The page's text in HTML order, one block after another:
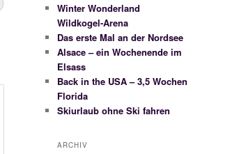
n
Winter Wonderland
Wildkogel-Arena
Das erste Mal an der Nordsee
Alsace – ein Wochenende im
Elsass
Back in the USA – 3,5 Wochen
Florida
Skiurlaub ohne Ski fahren
ARCHIV